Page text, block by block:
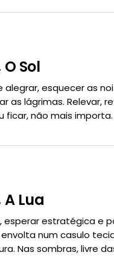
Sol
alegrar, esquecer as
as lágrimas. Relevar,
ficar, não mais
A Lua
esperar estratégica e
envolta num casulo
Nas sombras, livre